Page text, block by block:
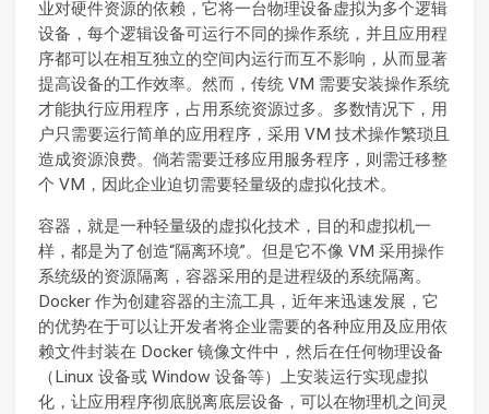
业对硬件资源的依赖，它将一台物理设备虚拟为多个逻辑
设备，每个逻辑设备可运行不同的操作系统，并且应用程
序都可以在相互独立的空间内运行而互不影响，从而显著
提高设备的工作效率。然而，传统 VM 需要安装操作系统
才能执行应用程序，占用系统资源过多。多数情况下，用
户只需要运行简单的应用程序，采用 VM 技术操作繁琐且
造成资源浪费。倘若需要迁移应用服务程序，则需迁移整
个 VM，因此企业迫切需要轻量级的虚拟化技术。
容器，就是一种轻量级的虚拟化技术，目的和虚拟机一
样，都是为了创造“隔离环境”。但是它不像 VM 采用操作
系统级的资源隔离，容器采用的是进程级的系统隔离。
Docker 作为创建容器的主流工具，近年来迅速发展，它
的优势在于可以让开发者将企业需要的各种应用及应用依
赖文件封装在 Docker 镜像文件中，然后在任何物理设备
（Linux 设备或 Window 设备等）上安装运行实现虚拟
化，让应用程序彻底脱离底层设备，可以在物理机之间灵